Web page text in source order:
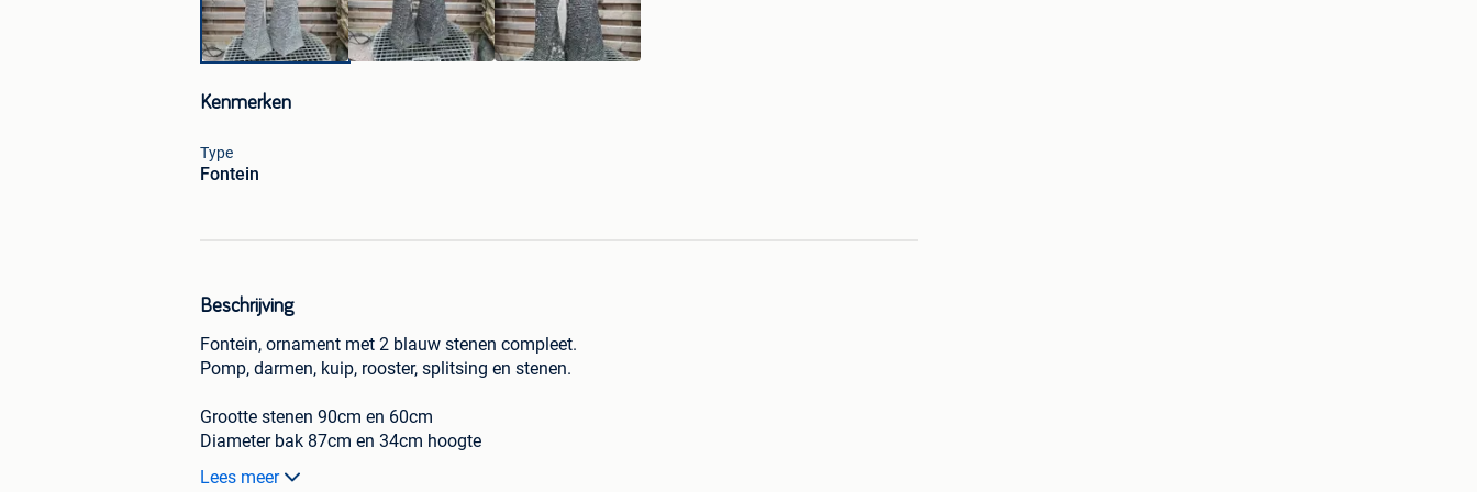
Kenmerken
Type
Fontein
Beschrijving
Fontein, ornament met 2 blauw stenen compleet.
Pomp, darmen, kuip, rooster, splitsing en stenen.
Grootte stenen 90cm en 60cm
Diameter bak 87cm en 34cm hoogte
Lees meer